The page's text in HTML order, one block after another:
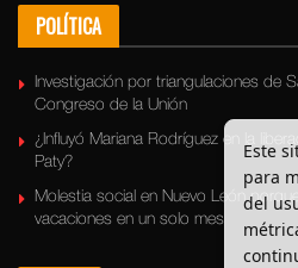
POLÍTICA
Investigación por triangulaciones de
Congreso de la Unión
¿Influyó Mariana Rodríguez en la
Paty?
Molestia social en Nuevo León
vacaciones en un solo mes
Este
para
del